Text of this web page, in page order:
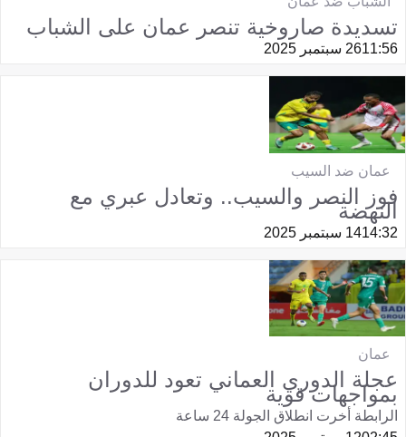
تسديدة صاروخية تنصر عمان على الشباب
11:5626 سبتمبر 2025
عمان ضد السيب
فوز النصر والسيب.. وتعادل عبري مع
النهضة
14:3214 سبتمبر 2025
عمان
عجلة الدوري العماني تعود للدوران
بمواجهات قوية
الرابطة أخرت انطلاق الجولة 24 ساعة